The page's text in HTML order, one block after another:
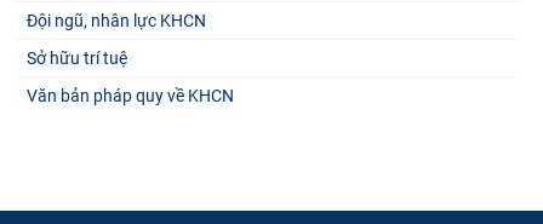
Đội ngũ, nhân lực KHCN
Sở hữu trí tuệ
Văn bản pháp quy về KHCN